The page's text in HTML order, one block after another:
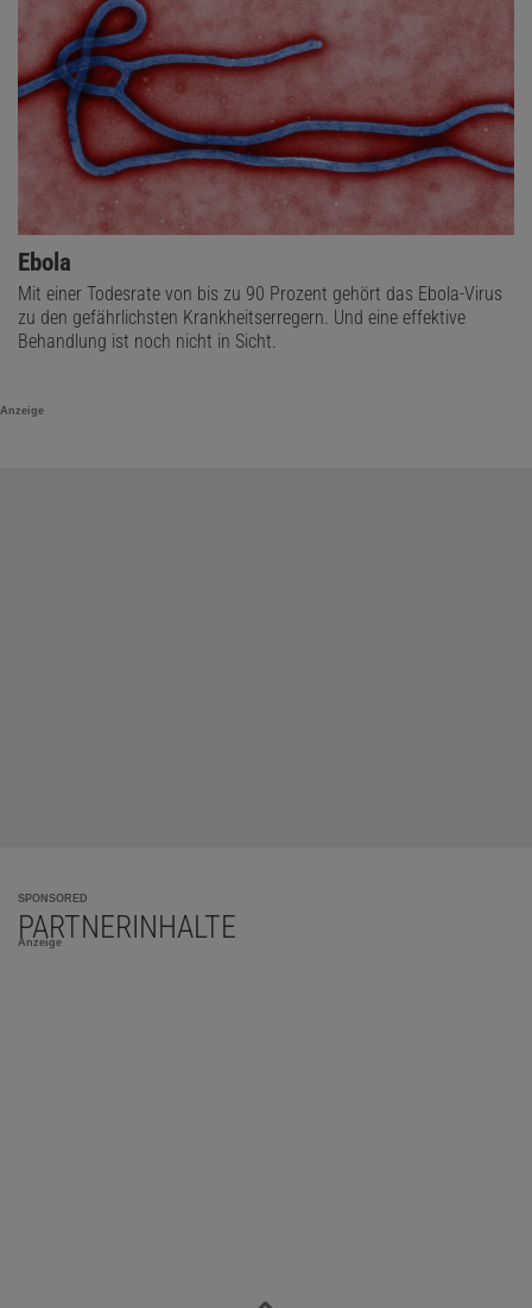
Ebola
Mit einer Todesrate von bis zu 90 Prozent gehört das Ebola-Virus
zu den gefährlichsten Krankheitserregern. Und eine effektive
Behandlung ist noch nicht in Sicht.
Anzeige
SPONSORED
PARTNERINHALTE
Anzeige